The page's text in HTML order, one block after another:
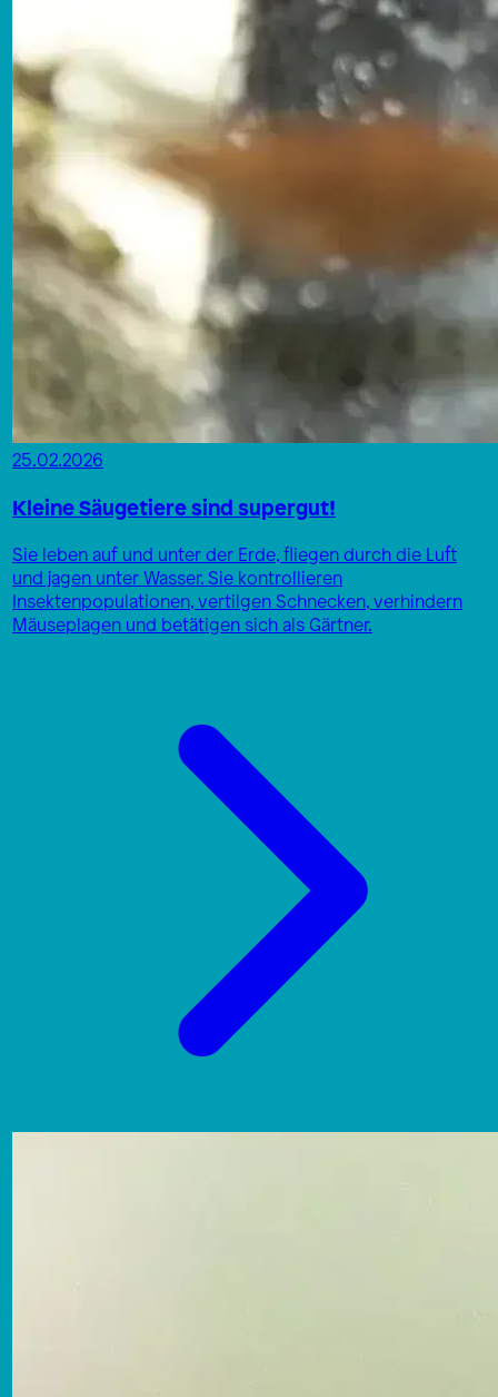
25.02.2026
Kleine Säugetiere sind supergut!
Sie leben auf und unter der Erde, fliegen durch die Luft
und jagen unter Wasser. Sie kontrollieren
Insektenpopulationen, vertilgen Schnecken, verhindern
Mäuseplagen und betätigen sich als Gärtner.